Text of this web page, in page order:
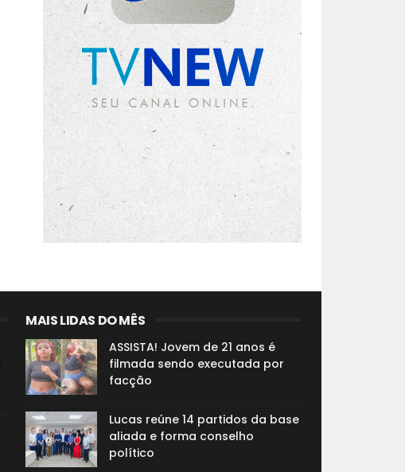
MAIS LIDAS DO MÊS
ASSISTA! Jovem de 21 anos é
filmada sendo executada por
facção
Lucas reúne 14 partidos da base
aliada e forma conselho
político